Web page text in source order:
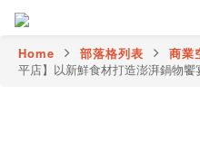
Home 部落格列表 商業
平店】以新鮮食材打造澎湃鍋物饗